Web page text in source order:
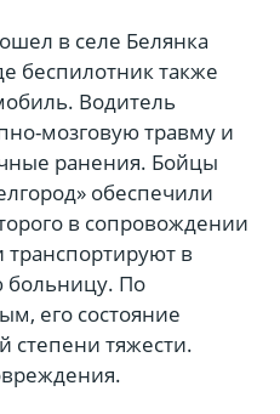
в селе Белянка
беспилотник также
Водитель
мозговую травму и
ранения. Бойцы
обеспечили
в сопровождении
в
больницу. По
его состояние
степени тяжести.